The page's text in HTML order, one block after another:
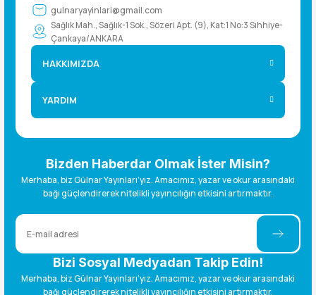
gulnaryayinlari@gmail.com
Sağlık Mah., Sağlık-1 Sok., Sözeri Apt. (9), Kat:1 No:3 Sıhhiye-
Çankaya/ANKARA
HAKKIMIZDA
YARDIM
Bizden Haberdar Olmak İster Misin?
Merhaba, biz Gülnar Yayınları’yız. Amacımız, yazar ve okur arasındaki
bağı güçlendirerek nitelikli yayıncılığın etkisini artırmaktır.
Bizi Sosyal Medyadan Takip Edin!
Merhaba, biz Gülnar Yayınları’yız. Amacımız, yazar ve okur arasındaki
bağı güçlendirerek nitelikli yayıncılığın etkisini artırmaktır.